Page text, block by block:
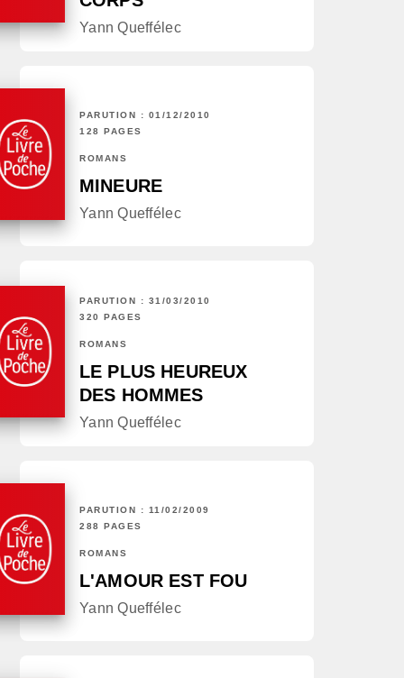
Yann Queffélec
PARUTION : 01/12/2010
128 PAGES
ROMANS
MINEURE
Yann Queffélec
PARUTION : 31/03/2010
320 PAGES
ROMANS
LE PLUS HEUREUX
DES HOMMES
Yann Queffélec
PARUTION : 11/02/2009
288 PAGES
ROMANS
L'AMOUR EST FOU
Yann Queffélec